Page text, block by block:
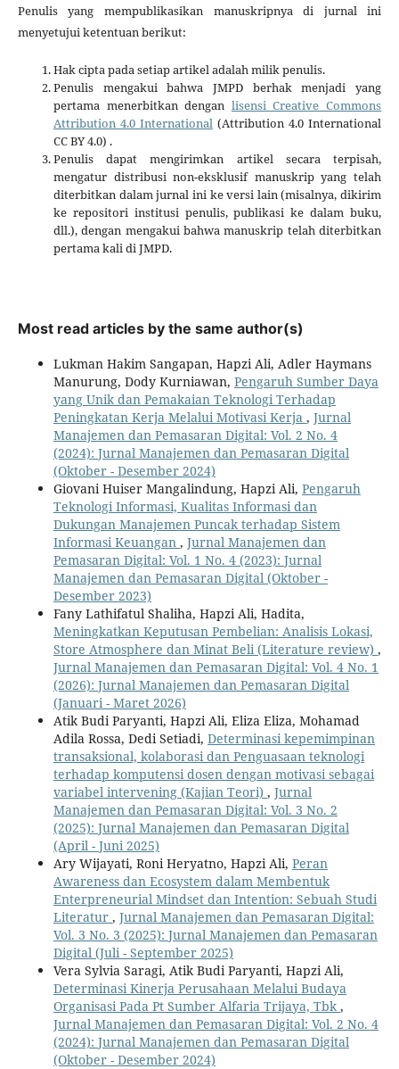
Penulis yang mempublikasikan manuskripnya di jurnal ini
menyetujui ketentuan berikut:
Hak cipta pada setiap artikel adalah milik penulis.
Penulis mengakui bahwa JMPD berhak menjadi yang
pertama menerbitkan dengan lisensi Creative Commons
Attribution 4.0 International (Attribution 4.0 International
CC BY 4.0) .
Penulis dapat mengirimkan artikel secara terpisah,
mengatur distribusi non-eksklusif manuskrip yang telah
diterbitkan dalam jurnal ini ke versi lain (misalnya, dikirim
ke repositori institusi penulis, publikasi ke dalam buku,
dll.), dengan mengakui bahwa manuskrip telah diterbitkan
pertama kali di JMPD.
Most read articles by the same author(s)
Lukman Hakim Sangapan, Hapzi Ali, Adler Haymans
Manurung, Dody Kurniawan, Pengaruh Sumber Daya
yang Unik dan Pemakaian Teknologi Terhadap
Peningkatan Kerja Melalui Motivasi Kerja , Jurnal
Manajemen dan Pemasaran Digital: Vol. 2 No. 4
(2024): Jurnal Manajemen dan Pemasaran Digital
(Oktober - Desember 2024)
Giovani Huiser Mangalindung, Hapzi Ali, Pengaruh
Teknologi Informasi, Kualitas Informasi dan
Dukungan Manajemen Puncak terhadap Sistem
Informasi Keuangan , Jurnal Manajemen dan
Pemasaran Digital: Vol. 1 No. 4 (2023): Jurnal
Manajemen dan Pemasaran Digital (Oktober -
Desember 2023)
Fany Lathifatul Shaliha, Hapzi Ali, Hadita,
Meningkatkan Keputusan Pembelian: Analisis Lokasi,
Store Atmosphere dan Minat Beli (Literature review) ,
Jurnal Manajemen dan Pemasaran Digital: Vol. 4 No. 1
(2026): Jurnal Manajemen dan Pemasaran Digital
(Januari - Maret 2026)
Atik Budi Paryanti, Hapzi Ali, Eliza Eliza, Mohamad
Adila Rossa, Dedi Setiadi, Determinasi kepemimpinan
transaksional, kolaborasi dan Penguasaan teknologi
terhadap komputensi dosen dengan motivasi sebagai
variabel intervening (Kajian Teori) , Jurnal
Manajemen dan Pemasaran Digital: Vol. 3 No. 2
(2025): Jurnal Manajemen dan Pemasaran Digital
(April - Juni 2025)
Ary Wijayati, Roni Heryatno, Hapzi Ali, Peran
Awareness dan Ecosystem dalam Membentuk
Enterpreneurial Mindset dan Intention: Sebuah Studi
Literatur , Jurnal Manajemen dan Pemasaran Digital:
Vol. 3 No. 3 (2025): Jurnal Manajemen dan Pemasaran
Digital (Juli - September 2025)
Vera Sylvia Saragi, Atik Budi Paryanti, Hapzi Ali,
Determinasi Kinerja Perusahaan Melalui Budaya
Organisasi Pada Pt Sumber Alfaria Trijaya, Tbk ,
Jurnal Manajemen dan Pemasaran Digital: Vol. 2 No. 4
(2024): Jurnal Manajemen dan Pemasaran Digital
(Oktober - Desember 2024)